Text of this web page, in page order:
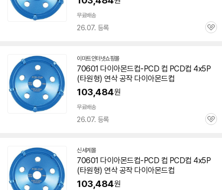
무료배송
26.07. 등록
관
이마트인터넷쇼핑몰
70601 다이아몬드컵-PCD 컵 PCD컵 4x5P
(타원형) 연삭 공작 다이아몬드컵
103,484원
무료배송
26.07. 등록
관
신세계몰
70601 다이아몬드컵-PCD 컵 PCD컵 4x5P
(타원형) 연삭 공작 다이아몬드컵
103,484원